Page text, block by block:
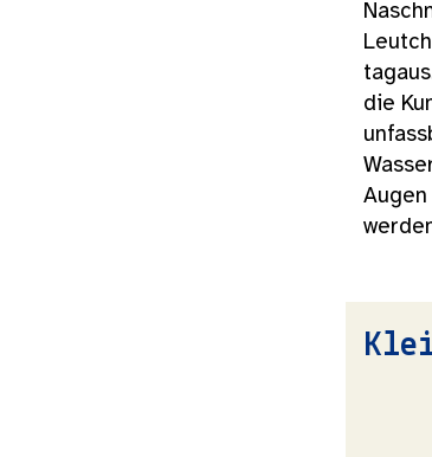
die